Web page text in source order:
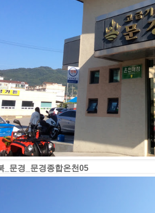
_문경_문경종합온천05